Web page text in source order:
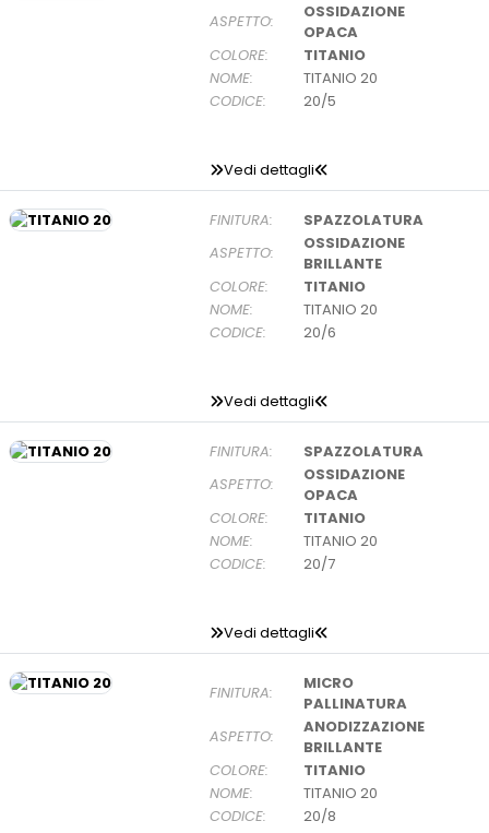
ASPETTO:
OSSIDAZIONE
OPACA
COLORE:
TITANIO
NOME:
TITANIO 20
CODICE:
20/5
Vedi dettagli
FINITURA:
SPAZZOLATURA
ASPETTO:
OSSIDAZIONE
BRILLANTE
COLORE:
TITANIO
NOME:
TITANIO 20
CODICE:
20/6
Vedi dettagli
FINITURA:
SPAZZOLATURA
ASPETTO:
OSSIDAZIONE
OPACA
COLORE:
TITANIO
NOME:
TITANIO 20
CODICE:
20/7
Vedi dettagli
FINITURA:
MICRO
PALLINATURA
ASPETTO:
ANODIZZAZIONE
BRILLANTE
COLORE:
TITANIO
NOME:
TITANIO 20
CODICE:
20/8